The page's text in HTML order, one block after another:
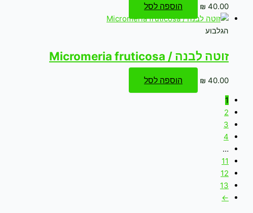
₪ 40.00 הוספה לסל
הגלבוע
זוטה לבנה / Micromeria fruticosa
₪ 40.00 הוספה לסל
1
2
3
4
…
11
12
13
←